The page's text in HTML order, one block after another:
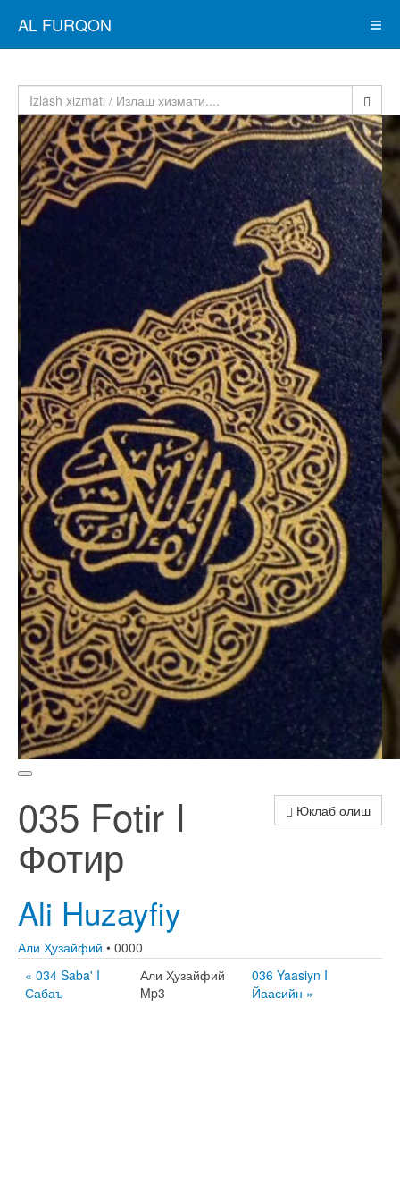
AL FURQON
Юклаб олиш
035 Fotir I
Фотир
Ali Huzayfiy
Али Ҳузайфий • 0000
« 034 Saba' I
Сабаъ
Али Ҳузайфий
Mp3
036 Yaasiyn I
Йаасийн »